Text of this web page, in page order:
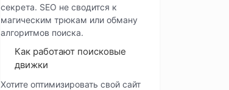
секрета. SEO не сводится к
магическим трюкам или обману
алгоритмов поиска.
Как работают поисковые
движки
Хотите оптимизировать свой сайт